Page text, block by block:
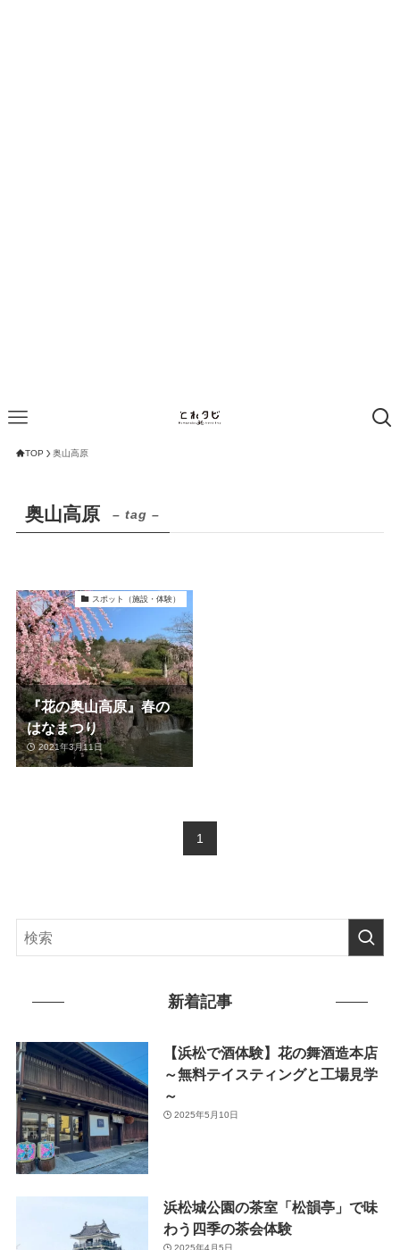
TOP 奥山高原
奥山高原 – tag –
スポット（施設・体験）
『花の奥山高原』春の
はなまつり
2021年3月11日
1
新着記事
【浜松で酒体験】花の舞酒造本店
～無料テイスティングと工場見学
～
2025年5月10日
浜松城公園の茶室「松韻亭」で味
わう四季の茶会体験
2025年4月5日